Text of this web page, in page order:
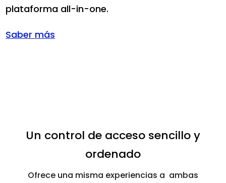
plataforma all-in-one.
Saber más
Un control de acceso sencillo y
ordenado
Ofrece una misma experiencias a ambas